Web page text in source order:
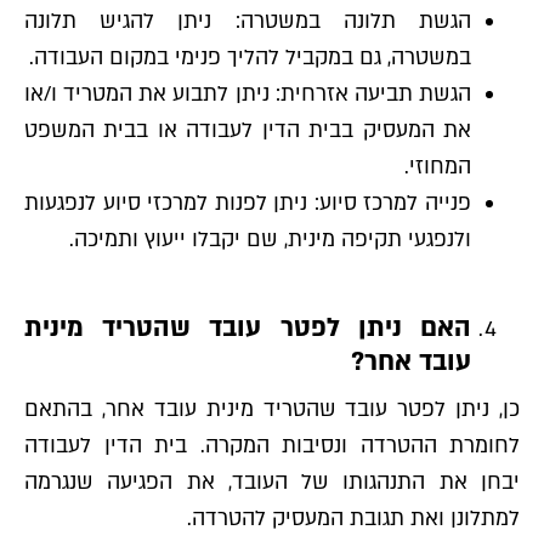
הגשת תלונה במשטרה: ניתן להגיש תלונה
במשטרה, גם במקביל להליך פנימי במקום העבודה.
הגשת תביעה אזרחית: ניתן לתבוע את המטריד ו/או
את המעסיק בבית הדין לעבודה או בבית המשפט
המחוזי.
פנייה למרכז סיוע: ניתן לפנות למרכזי סיוע לנפגעות
ולנפגעי תקיפה מינית, שם יקבלו ייעוץ ותמיכה.
האם ניתן לפטר עובד שהטריד מינית
עובד אחר?
כן, ניתן לפטר עובד שהטריד מינית עובד אחר, בהתאם
לחומרת ההטרדה ונסיבות המקרה. בית הדין לעבודה
יבחן את התנהגותו של העובד, את הפגיעה שנגרמה
למתלונן ואת תגובת המעסיק להטרדה.